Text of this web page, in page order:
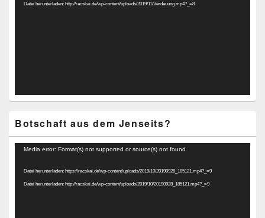
Datei herunterladen: http://racskai.de/wp-content/uploads/2019/11/Verdauung.mp4?_=8
Botschaft aus dem Jenseits?
Video-
Media error: Format(s) not supported or source(s) not found
Datei herunterladen: https://racskai.de/wp-content/uploads/2019/10/20190928_185121.mp4?_=9
Datei herunterladen: http://racskai.de/wp-content/uploads/2019/10/20190928_185121.mp4?_=9